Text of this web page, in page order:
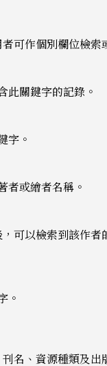
可作個別欄位檢索
此關鍵字的記錄。
字。
者或繪者名稱。
可以檢索到該作者
。
名、資源種類及出